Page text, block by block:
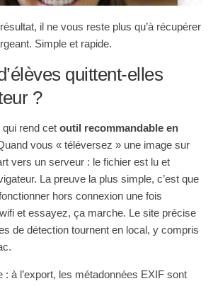
il ne vous reste plus qu’à récupérer
Simple et rapide.
quittent-elles
?
qui rend cet outil recommandable en
vous « téléversez » une image sur
vers un serveur : le fichier est lu et
La preuve la plus simple, c’est que
hors connexion une fois
et essayez, ça marche. Le site précise
de détection tournent en local, y compris
: à l’export, les métadonnées EXIF sont